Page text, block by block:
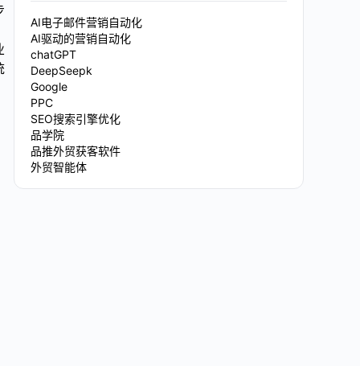
AI电子邮件营销自动化
AI驱动的营销自动化
chatGPT
DeepSeepk
Google
PPC
SEO搜索引擎优化
品学院
品推外贸获客软件
外贸智能体